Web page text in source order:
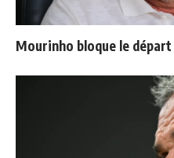
Mourinho bloque le